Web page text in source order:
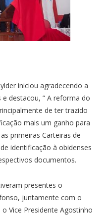
iniciou agradecendo a
destacou, ” A reforma do
de ter trazido
mais um ganho para
primeiras Carteiras de
identificação à obidenses
documentos.
presentes o
juntamente com o
Vice Presidente Agostinho